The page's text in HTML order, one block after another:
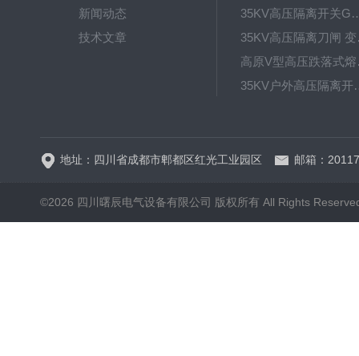
新闻动态
技术文章
35KV高压隔离开关
高
35KV户外
地址：四川省成都市郫都区红光工业园区 邮箱：
©2026 四川曙辰电气设备有限公司 版权所有 All Rights